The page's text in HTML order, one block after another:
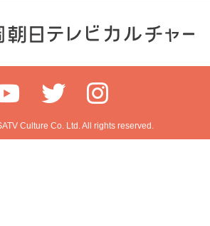
Culture Co. Ltd. All rights reserved.